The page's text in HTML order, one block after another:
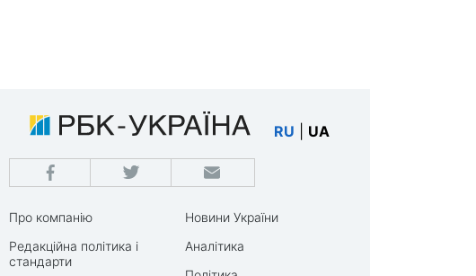
RU UA
Про компанію
Редакційна політика і
стандарти
Новини України
Аналітика